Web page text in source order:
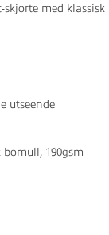
skjorte med
utseende
190gsm